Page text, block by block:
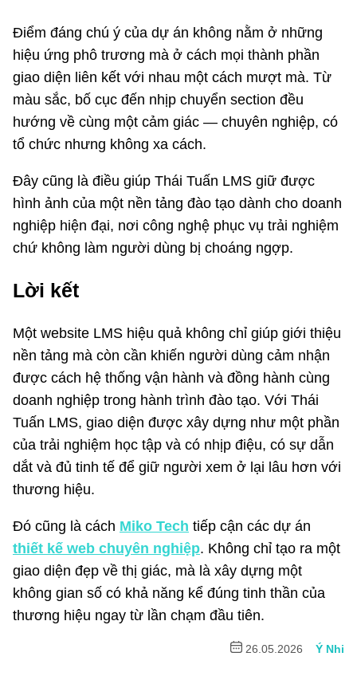
Điểm đáng chú ý của dự án không nằm ở những
hiệu ứng phô trương mà ở cách mọi thành phần
giao diện liên kết với nhau một cách mượt mà. Từ
màu sắc, bố cục đến nhịp chuyển section đều
hướng về cùng một cảm giác — chuyên nghiệp, có
tổ chức nhưng không xa cách.
Đây cũng là điều giúp Thái Tuấn LMS giữ được
hình ảnh của một nền tảng đào tạo dành cho doanh
nghiệp hiện đại, nơi công nghệ phục vụ trải nghiệm
chứ không làm người dùng bị choáng ngợp.
Lời kết
Một website LMS hiệu quả không chỉ giúp giới thiệu
nền tảng mà còn cần khiến người dùng cảm nhận
được cách hệ thống vận hành và đồng hành cùng
doanh nghiệp trong hành trình đào tạo. Với Thái
Tuấn LMS, giao diện được xây dựng như một phần
của trải nghiệm học tập và có nhịp điệu, có sự dẫn
dắt và đủ tinh tế để giữ người xem ở lại lâu hơn với
thương hiệu.
Đó cũng là cách Miko Tech tiếp cận các dự án
thiết kế web chuyên nghiệp. Không chỉ tạo ra một
giao diện đẹp về thị giác, mà là xây dựng một
không gian số có khả năng kể đúng tinh thần của
thương hiệu ngay từ lần chạm đầu tiên.
26.05.2026 Ý Nhi